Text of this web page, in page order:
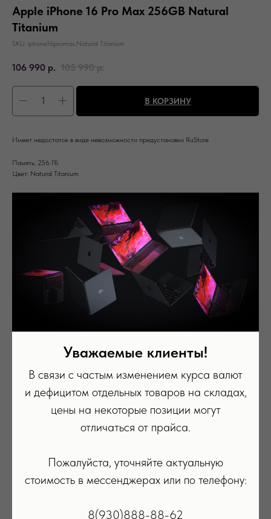
Apple iPhone 16 Pro Max 256GB Natural
Titanium
SKU: iphone16promax.Natural Titanium
106 990 р. 105 990 р.
В КОРЗИНУ
Имеет недостаток в виде невозможности предустановки RuStore
Память: 256 Гб
Цвет: Natural Titanium
Вас может заинтересовать
Уважаемые клиенты!
В связи с частым изменением курса валют
и дефицитом отдельных товаров на складах,
цены на некоторые позиции могут
отличаться от прайса.
Пожалуйста, уточняйте актуальную
стоимость в мессенджерах или по телефону:
8(930)888-88-62